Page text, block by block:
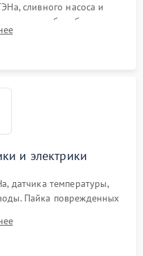
сливного насоса и
барабана и
люка на разрывы.
и электрики
датчика температуры,
Пайка поврежденных
и контактов.